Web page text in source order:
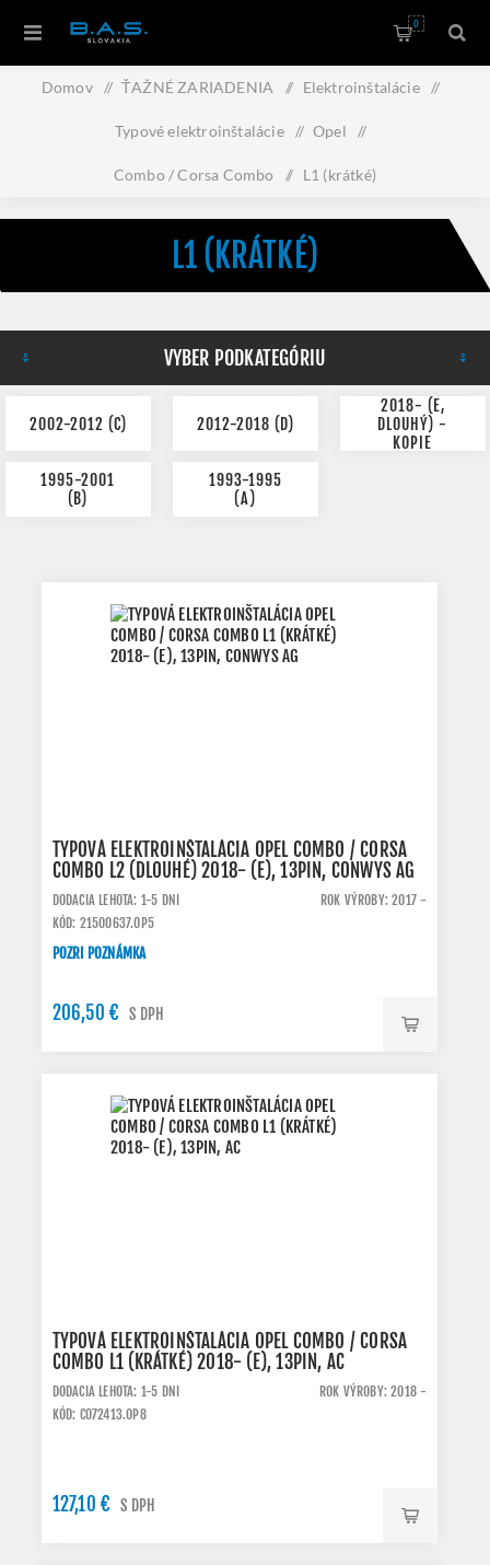
0
Domov / ŤAŽNÉ ZARIADENIA / Elektroinštalácie /
Typové elektroinštalácie / Opel /
Combo / Corsa Combo / L1 (krátké)
L1 (KRÁTKÉ)
VYBER PODKATEGÓRIU
2002-2012 (C) 2012-2018 (D)
2018- (E,
DLOUHÝ) -
KOPIE
1995-2001
(B)
1993-1995
(A)
TYPOVÁ ELEKTROINŠTALÁCIA OPEL COMBO / CORSA
COMBO L2 (DLOUHÉ) 2018- (E), 13PIN, CONWYS AG
DODACIA LEHOTA: 1-5 DNI
ROK VÝROBY: 2017 -
KÓD: 21500637.OP5
POZRI POZNÁMKA
206,50 € S DPH
TYPOVÁ ELEKTROINŠTALÁCIA OPEL COMBO / CORSA
COMBO L1 (KRÁTKÉ) 2018- (E), 13PIN, AC
DODACIA LEHOTA: 1-5 DNI
ROK VÝROBY: 2018 -
KÓD: C072413.OP8
127,10 € S DPH